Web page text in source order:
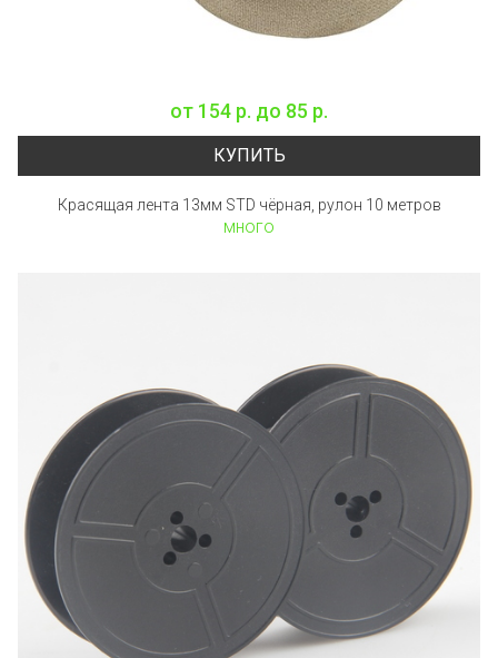
от 154 р. до 85 р.
КУПИТЬ
Красящая лента 13мм STD чёрная, рулон 10 метров
много